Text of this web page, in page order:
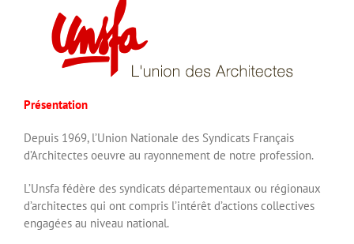
Présentation
Depuis 1969, l’Union Nationale des Syndicats Français
d’Architectes oeuvre au rayonnement de notre profession.
L’Unsfa fédère des syndicats départementaux ou régionaux
d’architectes qui ont compris l’intérêt d’actions collectives
engagées au niveau national.